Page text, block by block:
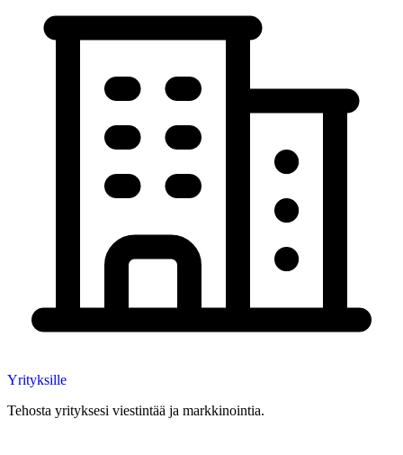
Yrityksille
Tehosta yrityksesi viestintää ja markkinointia.